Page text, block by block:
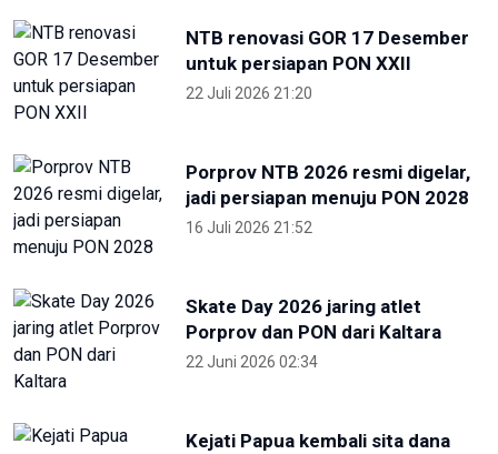
NTB renovasi GOR 17 Desember
untuk persiapan PON XXII
22 Juli 2026 21:20
Porprov NTB 2026 resmi digelar,
jadi persiapan menuju PON 2028
16 Juli 2026 21:52
Skate Day 2026 jaring atlet
Porprov dan PON dari Kaltara
22 Juni 2026 02:34
Kejati Papua kembali sita dana